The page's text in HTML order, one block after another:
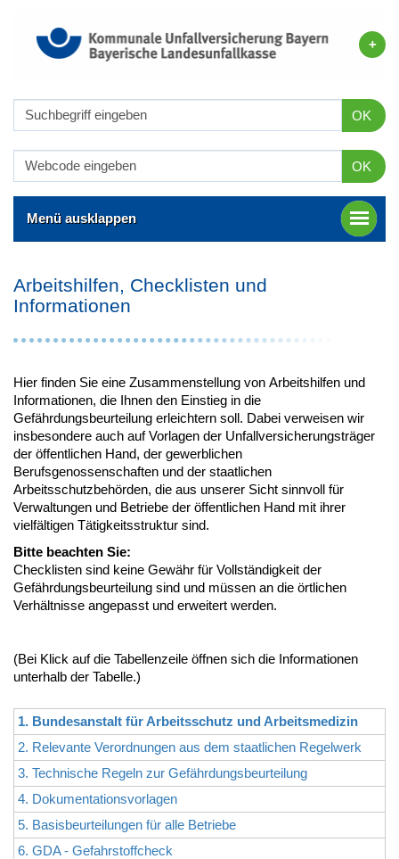
OK
OK
Menü ausklappen
Arbeitshilfen, Checklisten und
Informationen
Hier finden Sie eine Zusammenstellung von Arbeitshilfen und
Informationen, die Ihnen den Einstieg in die
Gefährdungsbeurteilung erleichtern soll. Dabei verweisen wir
insbesondere auch auf Vorlagen der Unfallversicherungsträger
der öffentlichen Hand, der gewerblichen
Berufsgenossenschaften und der staatlichen
Arbeitsschutzbehörden, die aus unserer Sicht sinnvoll für
Verwaltungen und Betriebe der öffentlichen Hand mit ihrer
vielfältigen Tätigkeitsstruktur sind.
Bitte beachten Sie:
Checklisten sind keine Gewähr für Vollständigkeit der
Gefährdungsbeurteilung sind und müssen an die örtlichen
Verhältnisse angepasst und erweitert werden.
(Bei Klick auf die Tabellenzeile öffnen sich die Informationen
unterhalb der Tabelle.)
1. Bundesanstalt für Arbeitsschutz und Arbeitsmedizin
2. Relevante Verordnungen aus dem staatlichen Regelwerk
3. Technische Regeln zur Gefährdungsbeurteilung
4. Dokumentationsvorlagen
5. Basisbeurteilungen für alle Betriebe
6. GDA - Gefahrstoffcheck